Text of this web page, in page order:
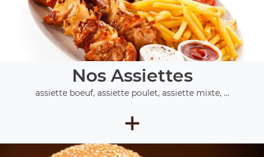
Nos Assiettes
assiette boeuf, assiette poulet, assiette mixte, ...
+